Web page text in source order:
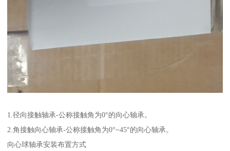
1.径向接触轴承-公称接触角为0°的向心轴承。
2.角接触向心轴承-公称接触角为0°~45°的向心轴承。
向心球轴承安装布置方式